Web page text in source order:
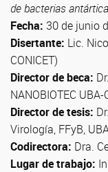
de bacterias
Fecha: 30 de junio
Disertante: Lic.
CONICET)
Director de beca:
NANOBIOTEC UBA-
Director de tesis:
Virología, FFyB,
Codirectora: Dra.
Lugar de trabajo: